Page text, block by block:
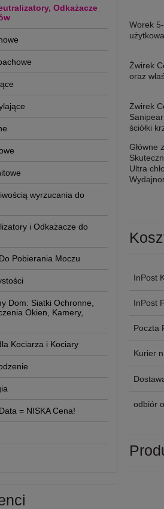
Odkażacze
wyrzucania do
i Odkażacze do
Pobierania Moczu
Dom: Siatki Ochronne,
Okien, Kamery,
Kociarza i Kociary
= NISKA Cena!
Worek
Żwirek
oraz
Żwirek
ściółki
Główne
Ultra
InPost
InPost
Poczta
Kurier
odbiór